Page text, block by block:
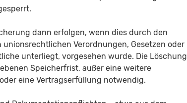
dann erfolgen, wenn dies durch den
Verordnungen, Gesetzen oder
unterliegt, vorgesehen wurde. Die Löschung
Speicherfrist, außer eine weitere
eine Vertragserfüllung notwendig.